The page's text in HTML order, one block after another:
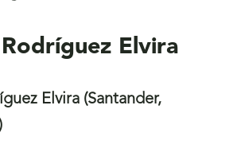
Elvira
Elvira (Santander,